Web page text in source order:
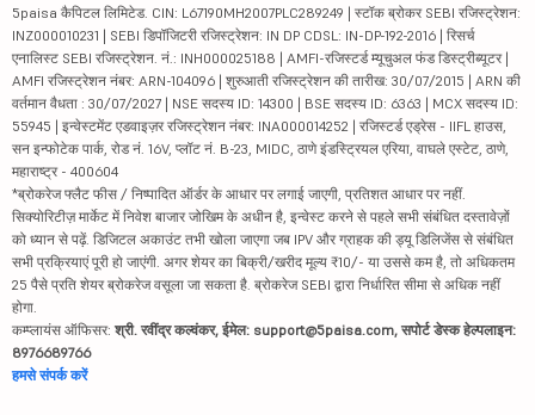
5paisa कैपिटल लिमिटेड. CIN: L67190MH2007PLC289249 | स्टॉक ब्रोकर SEBI रजिस्ट्रेशन:
INZ000010231 | SEBI डिपॉजिटरी रजिस्ट्रेशन: IN DP CDSL: IN-DP-192-2016 | रिसर्च
एनालिस्ट SEBI रजिस्ट्रेशन. नं.: INH000025188 | AMFI-रजिस्टर्ड म्यूचुअल फंड डिस्ट्रीब्यूटर |
AMFI रजिस्ट्रेशन नंबर: ARN-104096 | शुरुआती रजिस्ट्रेशन की तारीख: 30/07/2015 | ARN की
वर्तमान वैधता : 30/07/2027 | NSE सदस्य ID: 14300 | BSE सदस्य ID: 6363 | MCX सदस्य ID:
55945 | इन्वेस्टमेंट एडवाइज़र रजिस्ट्रेशन नंबर: INA000014252 | रजिस्टर्ड एड्रेस - IIFL हाउस,
सन इन्फोटेक पार्क, रोड नं. 16V, प्लॉट नं. B-23, MIDC, ठाणे इंडस्ट्रियल एरिया, वाघले एस्टेट, ठाणे,
महाराष्ट्र - 400604
*ब्रोकरेज फ्लैट फीस / निष्पादित ऑर्डर के आधार पर लगाई जाएगी, प्रतिशत आधार पर नहीं.
सिक्योरिटीज़ मार्केट में निवेश बाजार जोखिम के अधीन है, इन्वेस्ट करने से पहले सभी संबंधित दस्तावेज़ों
को ध्यान से पढ़ें. डिजिटल अकाउंट तभी खोला जाएगा जब IPV और ग्राहक की ड्यू डिलिजेंस से संबंधित
सभी प्रक्रियाएं पूरी हो जाएंगी. अगर शेयर का बिक्री/खरीद मूल्य ₹10/- या उससे कम है, तो अधिकतम
25 पैसे प्रति शेयर ब्रोकरेज वसूला जा सकता है. ब्रोकरेज SEBI द्वारा निर्धारित सीमा से अधिक नहीं
होगा.
कम्प्लायंस ऑफिसर: श्री. रवींद्र कल्वंकर, ईमेल: support@5paisa.com, सपोर्ट डेस्क हेल्पलाइन:
8976689766
हमसे संपर्क करें